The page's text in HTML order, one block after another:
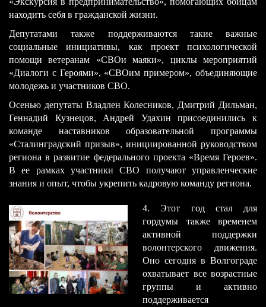
находить себя в гражданской жизни.
Депутатами также поддерживаются такие важные
социальные инициативы, как проект психологической
помощи ветеранам «СВОи маяки», циклы мероприятий
«Диалоги с Героями», «СВОим примером», объединяющие
молодежь и участников СВО.
Осенью депутаты Владлен Колесников, Дмитрий Дильман,
Геннадий Кузнецов, Андрей Удахин присоединились к
команде наставников образовательной программы
«Сталинградский призыв», инициированной руководством
региона в развитие федерального проекта «Время Героев».
В ее рамках участники СВО получают управленческие
знания и опыт, чтобы укрепить кадровую команду региона.
​4. Этот год стал для
гордумы также временем
активной поддержки
волонтерского движения.
Оно сегодня в Волгограде
охватывает все возрастные
группы и активно
поддерживается